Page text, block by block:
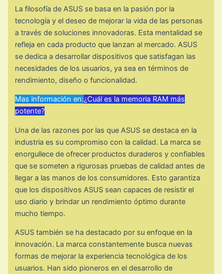
La filosofía de ASUS se basa en la pasión por la
tecnología y el deseo de mejorar la vida de las personas
a través de soluciones innovadoras. Esta mentalidad se
refleja en cada producto que lanzan al mercado. ASUS
se dedica a desarrollar dispositivos que satisfagan las
necesidades de los usuarios, ya sea en términos de
rendimiento, diseño o funcionalidad.
Mas información en:¿Cuál es la memoria RAM más
potente?
Una de las razones por las que ASUS se destaca en la
industria es su compromiso con la calidad. La marca se
enorgullece de ofrecer productos duraderos y confiables
que se someten a rigurosas pruebas de calidad antes de
llegar a las manos de los consumidores. Esto garantiza
que los dispositivos ASUS sean capaces de resistir el
uso diario y brindar un rendimiento óptimo durante
mucho tiempo.
ASUS también se ha destacado por su enfoque en la
innovación. La marca constantemente busca nuevas
formas de mejorar la experiencia tecnológica de los
usuarios. Han sido pioneros en el desarrollo de